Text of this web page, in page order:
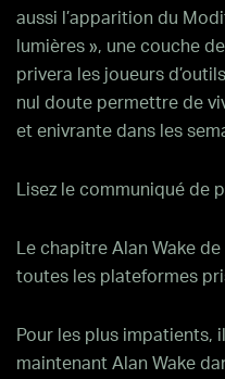
aussi l’apparition du
lumières », une couche
privera les joueurs
nul doute permettre de
et enivrante dans les
Lisez le communiqué de
Le chapitre Alan Wake
toutes les plateformes
Pour les plus impatients,
maintenant Alan Wake